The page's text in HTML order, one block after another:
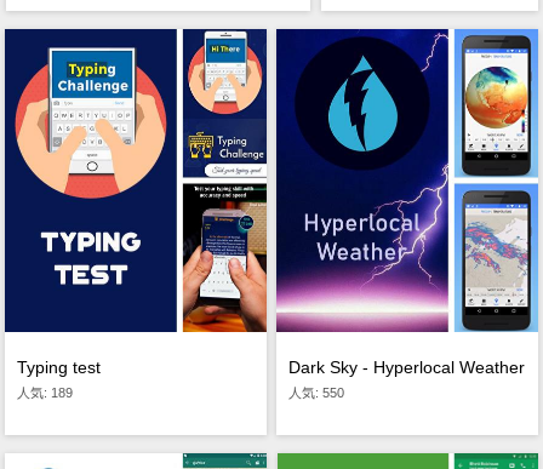
Typing test
人気: 189
Dark Sky - Hyperlocal Weather
人気: 550